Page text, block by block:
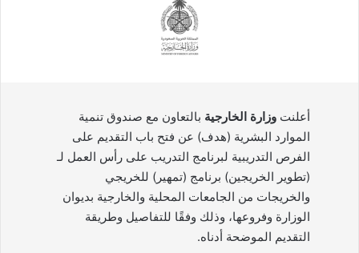
أعلنت وزارة الخارجية بالتعاون مع صندوق تنمية
الموارد البشرية (هدف) عن فتح باب التقديم على
الفرص التدريبية لبرنامج التدريب على رأس العمل لـ
(تطوير الخريجين) برنامج (تمهير) للخريجي
والخريجات من الجامعات المحلية والخارجية بديوان
الوزارة وفروعها، وذلك وفقًا للتفاصيل وطريقة
التقديم الموضحة أدناه.